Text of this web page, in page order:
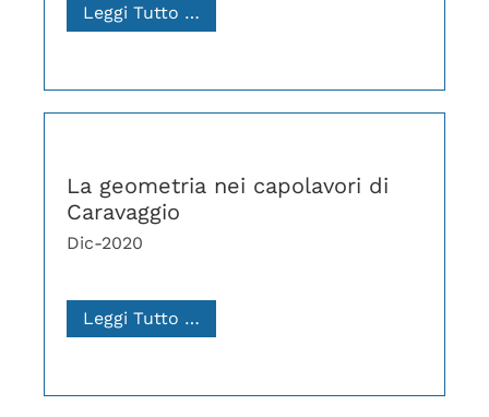
Leggi Tutto …
La geometria nei capolavori di
Caravaggio
Dic-2020
Leggi Tutto …